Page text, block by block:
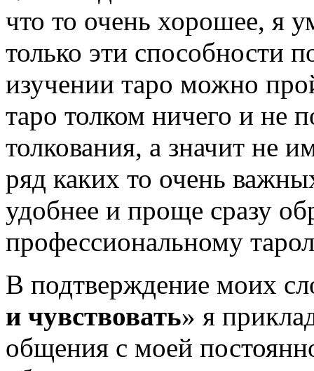
что то очень хорошее, я
только эти способности
изучении таро можно
таро толком ничего и не
толкования, а значит не
ряд каких то очень
удобнее и проще сразу
профессиональному
В подтверждение моих
и чувствовать» я
общения с моей